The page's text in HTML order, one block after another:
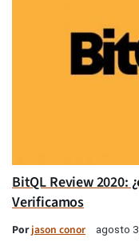
BitQL Review 2020:
Verificamos
Porjason conor agosto